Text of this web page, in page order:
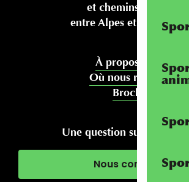
et chemins pédestres
entre Alpes et
À propos de nous
Où nous rencontrer
Brochures
Une question sur votre
Nous contacter